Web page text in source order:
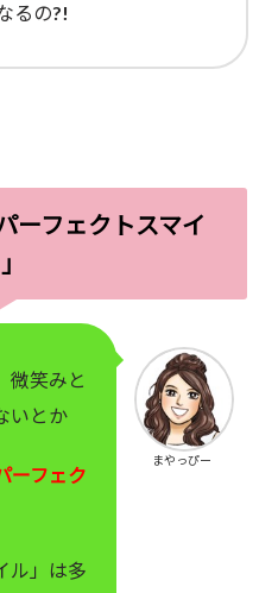
るの?!
ーフェクトスマイ
微笑みと
いとか
ーフェク
ル」は多
まやっぴー